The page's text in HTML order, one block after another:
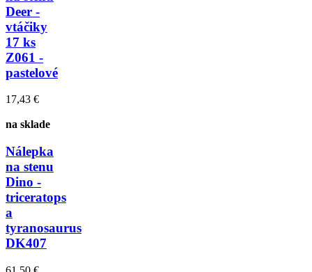
Deer -
vtáčiky
17 ks
Z061 -
pastelové
17,43 €
na sklade
Nálepka
na stenu
Dino -
triceratops
a
tyranosaurus
DK407